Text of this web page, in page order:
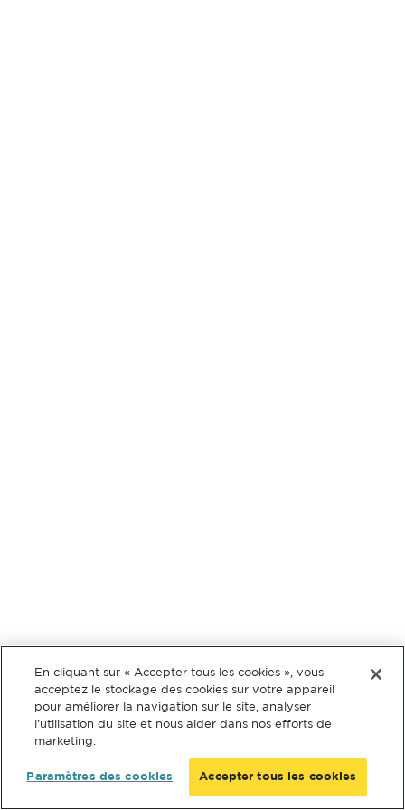
En cliquant sur « Accepter tous les cookies », vous
acceptez le stockage des cookies sur votre appareil
pour améliorer la navigation sur le site, analyser
l’utilisation du site et nous aider dans nos efforts de
marketing.
Paramètres des cookies Accepter tous les cookies